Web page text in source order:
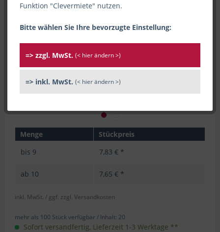
Menge
Stückpreis
bis 9 7,83 € *
ab 10 7,65 € *
inkl. MwSt. / ggf. zzgl. Versandkosten
mehr als 100 Stück verfügbar / Inhalt: 20
Sofort versandfertig, Lieferzeit 1-3 Werktage **
Funktion "Clevermiete" nutzen.
Bitte wählen Sie Ihre bevorzugte Einstellung:
=> zzgl. MwSt. (< hier ändern >)
=> inkl. MwSt. (< hier ändern >)